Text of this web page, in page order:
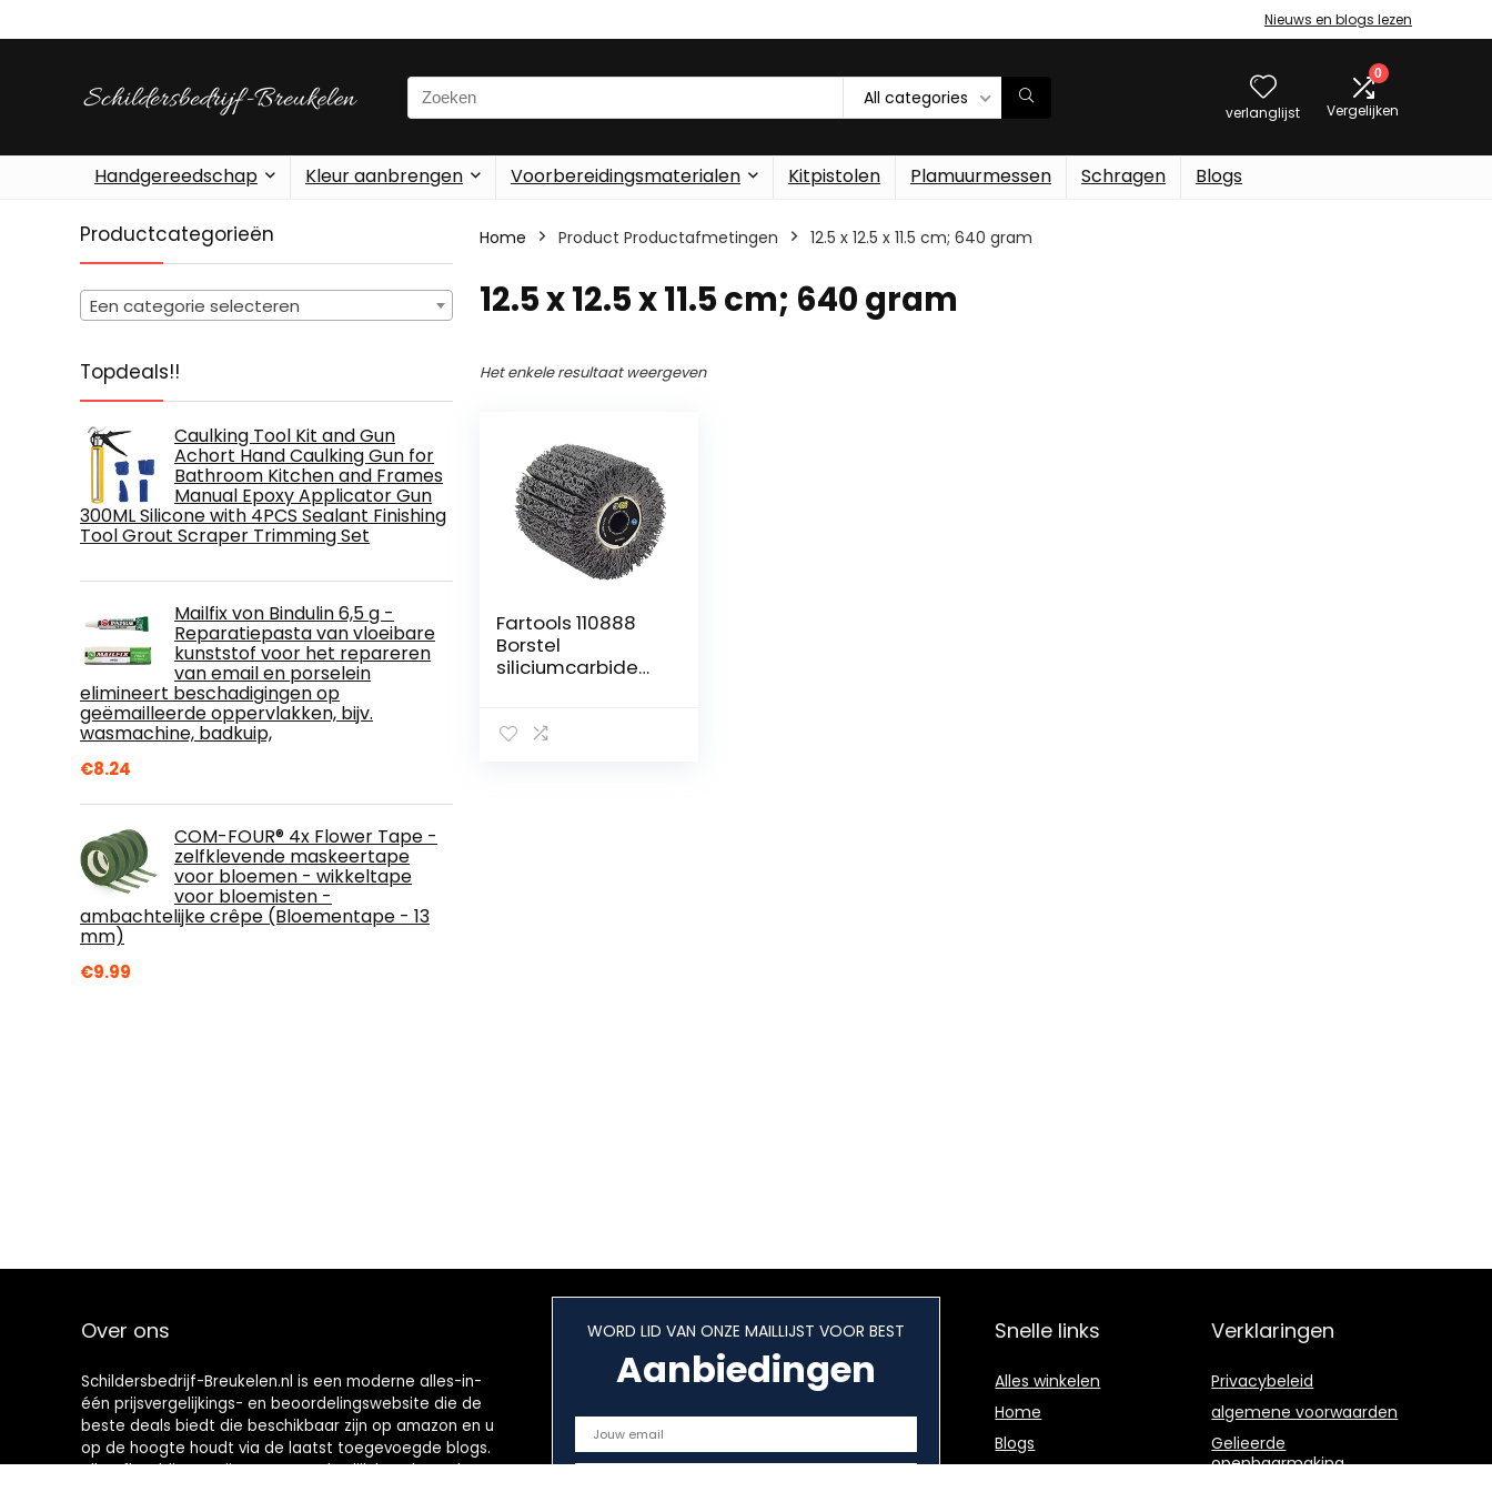
Nieuws en blogs lezen
Search
for:
All categories
verlanglijst
0
Vergelijken
Handgereedschap Kleur aanbrengen Voorbereidingsmaterialen Kitpistolen Plamuurmessen Schragen Blogs
Productcategorieën
Een categorie selecteren
Topdeals!!
Caulking Tool Kit and Gun
Achort Hand Caulking Gun for
Bathroom Kitchen and Frames
Manual Epoxy Applicator Gun
300ML Silicone with 4PCS Sealant Finishing
Tool Grout Scraper Trimming Set
Mailfix von Bindulin 6,5 g -
Reparatiepasta van vloeibare
kunststof voor het repareren
van email en porselein
elimineert beschadigingen op
geëmailleerde oppervlakken, bijv.
wasmachine, badkuip,
€8.24
COM-FOUR® 4x Flower Tape -
zelfklevende maskeertape
voor bloemen - wikkeltape
voor bloemisten -
ambachtelijke crêpe (Bloementape - 13
mm)
€9.99
Home Product Productafmetingen ‎12.5 x 12.5 x 11.5 cm; 640 gram
‎12.5 x 12.5 x 11.5 cm; 640 gram
Het enkele resultaat weergeven
Fartools 110888
Borstel
siliciumcarbide
Over ons
Schildersbedrijf-Breukelen.nl is een moderne alles-in-
één prijsvergelijkings- en beoordelingswebsite die de
beste deals biedt die beschikbaar zijn op amazon en u
op de hoogte houdt via de laatst toegevoegde blogs.
Alle afbeeldingen zijn auteursrechtelijk beschermd
WORD LID VAN ONZE MAILLIJST VOOR BEST
Aanbiedingen
Snelle links
Alles winkelen
Home
Blogs
Verklaringen
Privacybeleid
algemene voorwaarden
Gelieerde
openbaarmaking